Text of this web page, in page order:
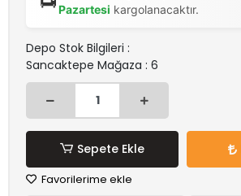
Pazartesi kargolanacaktır.
Depo Stok Bilgileri :
Sancaktepe Mağaza : 6
Sepete Ekle
Favorilerime ekle